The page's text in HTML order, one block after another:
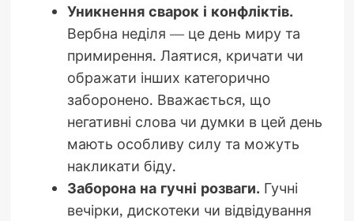
Уникнення сварок і конфліктів.
Вербна неділя — це день миру та
примирення. Лаятися, кричати чи
ображати інших категорично
заборонено. Вважається, що
негативні слова чи думки в цей день
мають особливу силу та можуть
накликати біду.
Заборона на гучні розваги. Гучні
вечірки, дискотеки чи відвідування